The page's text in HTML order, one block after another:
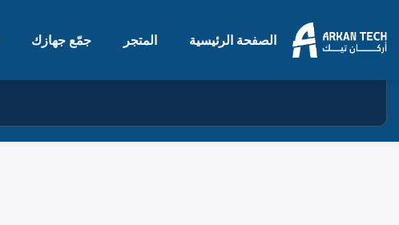
الصفحة الرئيسية المتجر جمّع جهازك